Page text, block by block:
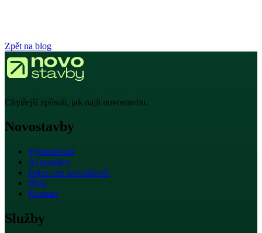
Zpět na blog
Chytřejší způsob, jak najít novostavbu.
Novostavby
Vyhledávání
AI poradce
Index cen novostaveb
Blog
Kontakt
Služby